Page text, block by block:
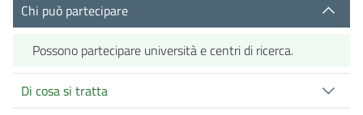
Chi può partecipare
Possono partecipare università e centri di ricerca.
Di cosa si tratta